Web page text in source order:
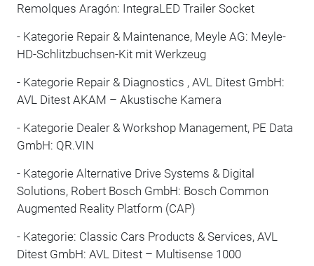
Remolques Aragón: IntegraLED Trailer Socket
- Kategorie Repair & Maintenance, Meyle AG: Meyle-
HD-Schlitzbuchsen-Kit mit Werkzeug
- Kategorie Repair & Diagnostics , AVL Ditest GmbH:
AVL Ditest AKAM – Akustische Kamera
- Kategorie Dealer & Workshop Management, PE Data
GmbH: QR.VIN
- Kategorie Alternative Drive Systems & Digital
Solutions, Robert Bosch GmbH: Bosch Common
Augmented Reality Platform (CAP)
- Kategorie: Classic Cars Products & Services, AVL
Ditest GmbH: AVL Ditest – Multisense 1000